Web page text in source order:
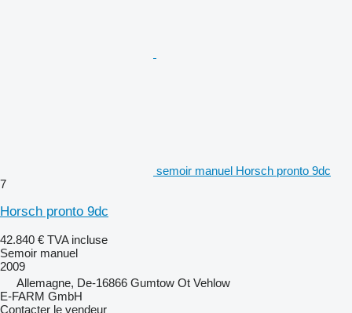
semoir manuel Horsch pronto 9dc
7
Horsch pronto 9dc
42.840 € TVA incluse
Semoir manuel
2009
Allemagne, De-16866 Gumtow Ot Vehlow
E-FARM GmbH
Contacter le vendeur